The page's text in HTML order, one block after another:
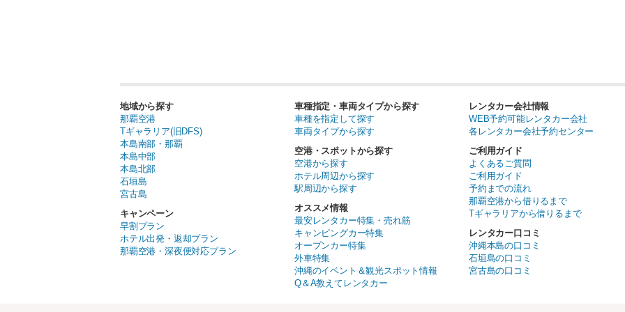
地域から探す
那覇空港
Tギャラリア(旧DFS)
本島南部・那覇
本島中部
本島北部
石垣島
宮古島
キャンペーン
早割プラン
ホテル出発・返却プラン
那覇空港・深夜便対応プラン
車種指定・車両タイプから探す
車種を指定して探す
車両タイプから探す
空港・スポットから探す
空港から探す
ホテル周辺から探す
駅周辺から探す
オススメ情報
最安レンタカー特集・売れ筋
キャンピングカー特集
オープンカー特集
外車特集
沖縄のイベント＆観光スポット情報
Q＆A教えてレンタカー
レンタカー会社情報
WEB予約可能レンタカー会社
各レンタカー会社予約センター
ご利用ガイド
よくあるご質問
ご利用ガイド
予約までの流れ
那覇空港から借りるまで
Tギャラリアから借りるまで
レンタカー口コミ
沖縄本島の口コミ
石垣島の口コミ
宮古島の口コミ